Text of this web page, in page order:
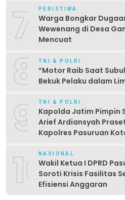
7 PERISTIWA
Warga Bongkar
Wewenang di Desa
Mencuat
8 TNI & POLRI
‎”Motor Raib Saat
Bekuk Pelaku dalam
9 TNI & POLRI
Kapolda Jatim Pimpin
Arief Ardiansyah
Kapolres Pasuruan
10NASIONAL
Wakil Ketua I DPRD
Soroti Krisis Fasilitas
Efisiensi Anggaran